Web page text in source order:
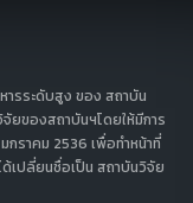
รระดับสูง ของ สถาบัน
ยของสถาบันฯโดยให้มีการ
กราคม 2536 เพื่อทำหน้าที่
ด้เปลี่ยนชื่อเป็น สถาบันวิจัย